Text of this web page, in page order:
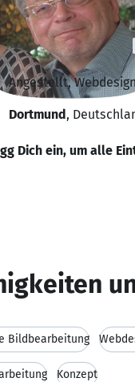
Verheyen
Angestellt,
Dortmund,
Dich ein, um alle
Bildbearbeitung
Konzept